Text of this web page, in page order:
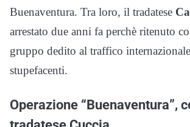
Buenaventura. Tra loro, il tradatese
arrestato due anni fa perchè ritenuto
gruppo dedito al traffico
stupefacenti.
Operazione “Buenaventura”,